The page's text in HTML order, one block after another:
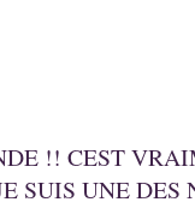
!! CEST
SUIS UNE DES